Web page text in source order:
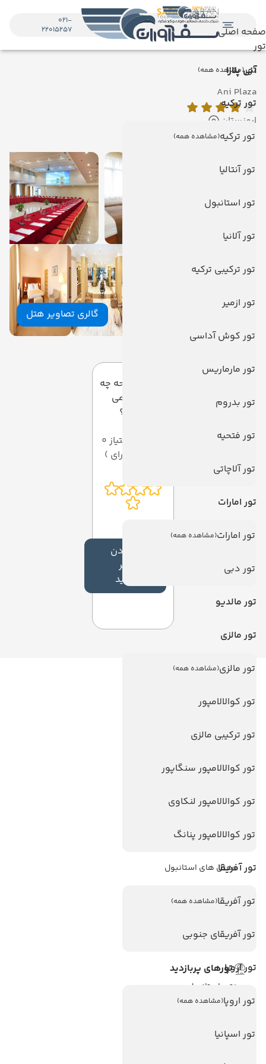
صفحه اصلی
تور
تور(مشاهده همه)
تور ترکیه
تور ترکیه(مشاهده همه)
تور آنتالیا
تور استانبول
تور آلانیا
تور ترکیبی ترکیه
تور ازمیر
تور کوش آداسی
تور مارماریس
تور بدروم
تور فتحیه
تور آلاچاتی
تور امارات
تور امارات(مشاهده همه)
تور دبی
تور مالدیو
تور مالزی
تور مالزی(مشاهده همه)
تور کوالالامپور
تور ترکیبی مالزی
تور کوالالامپور سنگاپور
تور کوالالامپور لنکاوی
تور کوالالامپور پنانگ
تور آفریقا
تور آفریقا(مشاهده همه)
تور آفریقای جنوبی
تور اروپا
تور اروپا(مشاهده همه)
تور اسپانیا
021-
22015257
آنی پلازا
Ani Plaza
ارمنستان
نمایش روی نقشه
گالری تصاویر هتل
دیدگاه کاربران
به این صفحه چه
امتیازی می
دهید؟
میانگین امتیاز 0
افزودن
نظر
جدید
ویزا
ویزا کانادا
تماس با ما
هتل های پر بازدید
هتل های استانبول
هتل های اندونزی
هتل های سریلانکا
تورهای پربازدید
تور استانبول
تور آنتالیا
تور پوکت